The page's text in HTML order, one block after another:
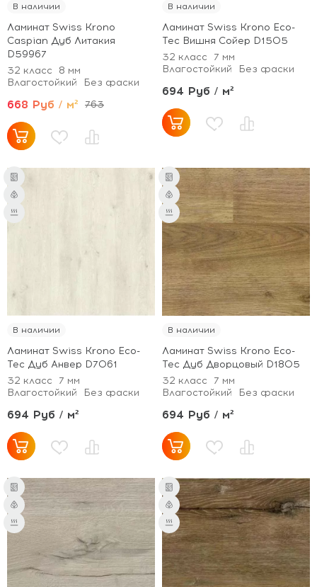
В наличии
Ламинат Swiss Krono
Caspian Дуб Литакия
D59967
32 класс
8 мм
Влагостойкий
Без фаски
668 Руб / м² 763
В наличии
Ламинат Swiss Krono Eco-
Tec Вишня Сойер D1505
32 класс
7 мм
Влагостойкий
Без фаски
694 Руб / м²
В наличии
Ламинат Swiss Krono Eco-
Tec Дуб Анвер D7061
32 класс
7 мм
Влагостойкий
Без фаски
694 Руб / м²
В наличии
Ламинат Swiss Krono Eco-
Tec Дуб Дворцовый D1805
32 класс
7 мм
Влагостойкий
Без фаски
694 Руб / м²